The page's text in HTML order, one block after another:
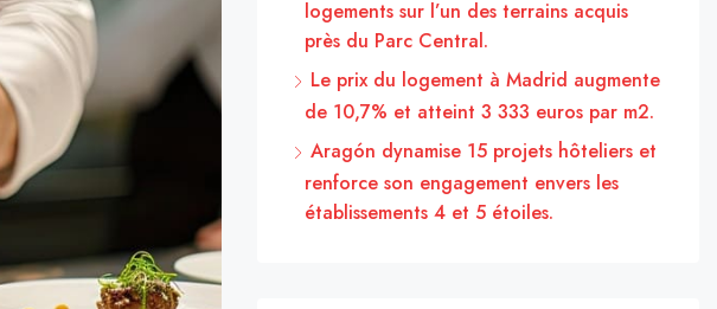
logements sur l’un des terrains acquis
près du Parc Central.
Le prix du logement à Madrid augmente
de 10,7% et atteint 3 333 euros par m2.
Aragón dynamise 15 projets hôteliers et
renforce son engagement envers les
établissements 4 et 5 étoiles.